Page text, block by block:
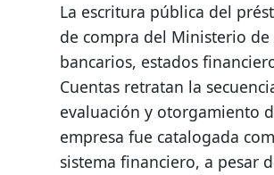
La escritura pública del
de compra del Ministerio
bancarios, estados
Cuentas retratan la
evaluación y otorgamiento
empresa fue catalogada
sistema financiero, a pesar